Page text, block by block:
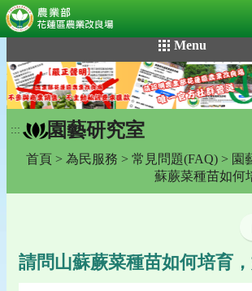
到
主
要
內
容
Menu
::: 園藝研究室
首頁 > 為民服務 > 常見問題(FAQ) > 園
蘇蕨菜種苗如何
請問山蘇蕨菜種苗如何培育